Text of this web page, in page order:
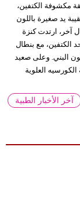
مكشوفة الكتفين،
يد صغيرة باللون
آخر، ارتدت كنزة
الكتفين، مع بنطال
البني. وعلى صعيد
العلوية
آخر الأخبار الطبية